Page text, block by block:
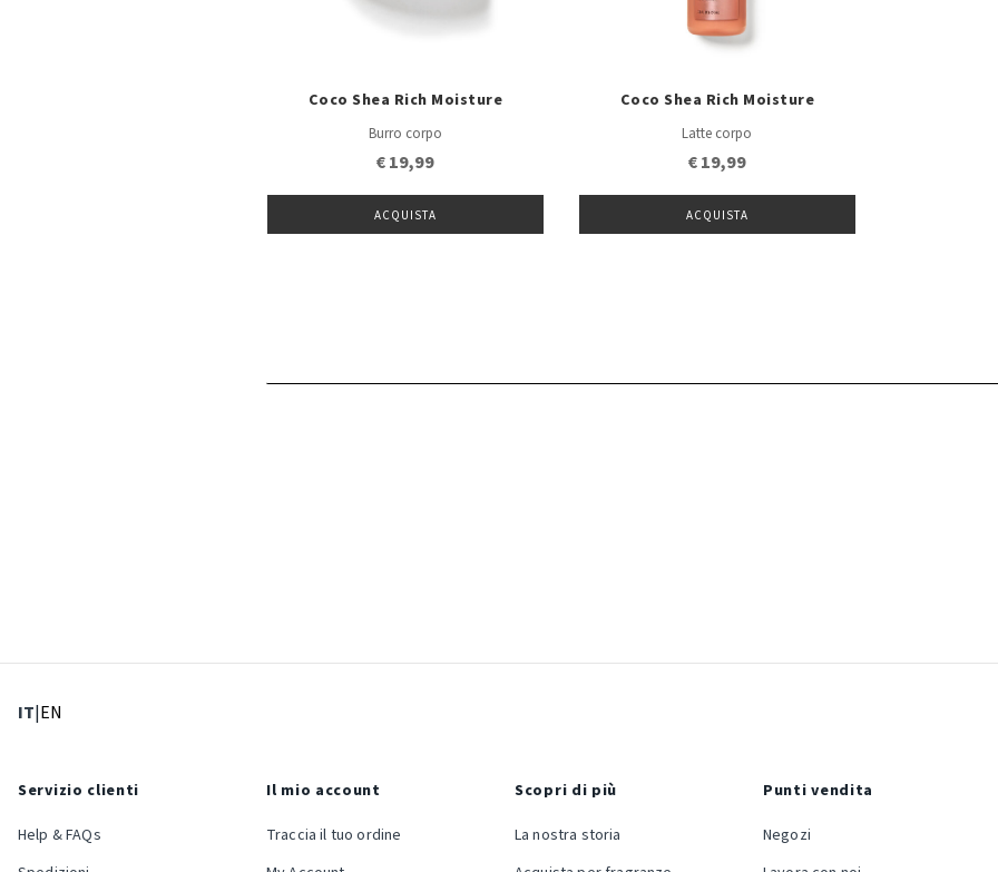
Coco Shea Rich Moisture
Burro corpo
€ 19,99
ACQUISTA
Coco Shea Rich Moisture
Latte corpo
€ 19,99
ACQUISTA
IT: Lingua corrente
|EN
Servizio clienti
Help & FAQs
Il mio account
Traccia il tuo ordine
Scopri di più
La nostra storia
Punti vendita
Negozi